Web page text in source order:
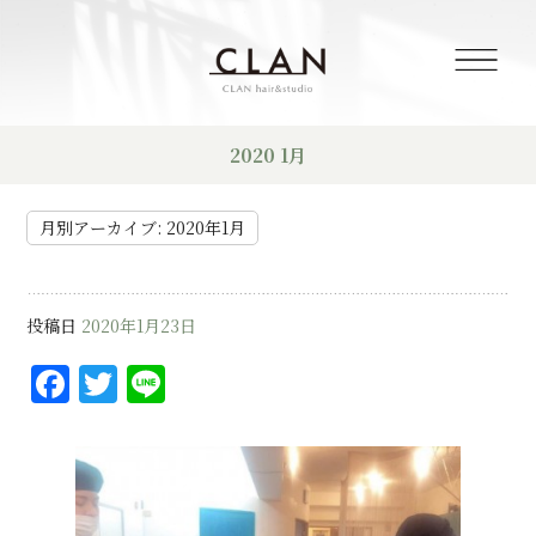
2020 1月
月別アーカイブ: 2020年1月
投稿日 2020年1月23日
F
a
c
e
T
w
te